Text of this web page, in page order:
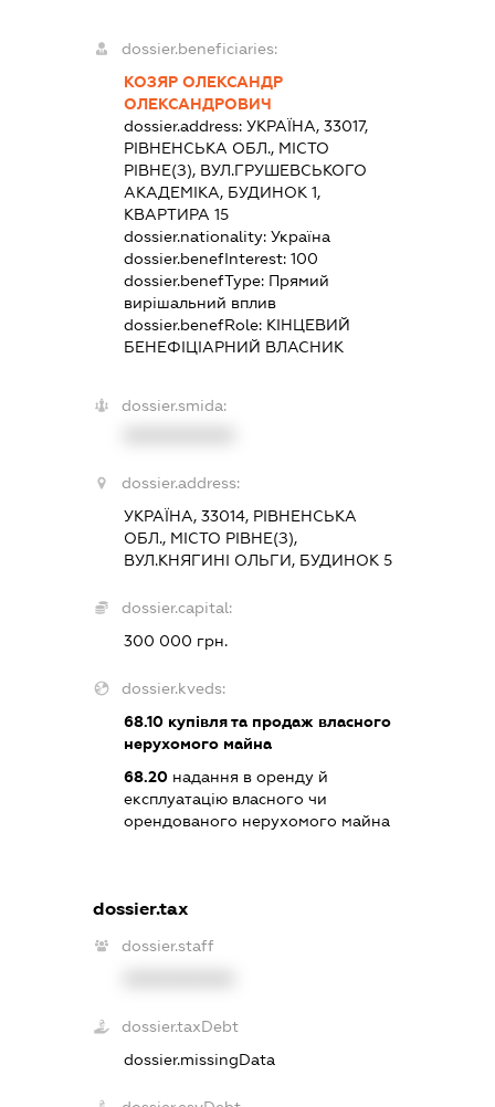
dossier.beneficiaries:
КОЗЯР ОЛЕКСАНДР
ОЛЕКСАНДРОВИЧ
dossier.address: УКРАЇНА, 33017,
РІВНЕНСЬКА ОБЛ., МІСТО
РІВНЕ(З), ВУЛ.ГРУШЕВСЬКОГО
АКАДЕМІКА, БУДИНОК 1,
КВАРТИРА 15
dossier.nationality: Україна
dossier.benefInterest: 100
dossier.benefType: Прямий
вирішальний вплив
dossier.benefRole: КІНЦЕВИЙ
БЕНЕФІЦІАРНИЙ ВЛАСНИК
dossier.smida:
dossier.address:
УКРАЇНА, 33014, РІВНЕНСЬКА
ОБЛ., МІСТО РІВНЕ(З),
ВУЛ.КНЯГИНІ ОЛЬГИ, БУДИНОК 5
dossier.capital:
300 000 грн.
dossier.kveds:
68.10купівля та продаж власного
нерухомого майна
68.20надання в оренду й
експлуатацію власного чи
орендованого нерухомого майна
dossier.tax
dossier.staff
dossier.taxDebt
dossier.missingData